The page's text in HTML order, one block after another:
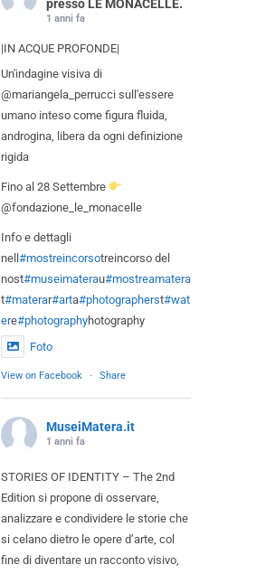
presso LE MONACELLE.
1 anni fa
|IN ACQUE PROFONDE|
Un'indagine visiva di
@mariangela_perrucci sull'essere
umano inteso come figura fluida,
androgina, libera da ogni definizione
rigida
Fino al 28 Settembre
@fondazione_le_monacelle
Info e dettagli
nell#mostreincorsotreincorso del
nost#museimaterau#mostreamatera
t#materar#arta#photographerst#wat
ere#photographyhotography
Foto
View on Facebook · Share
MuseiMatera.it
1 anni fa
STORIES OF IDENTITY – The 2nd
Edition si propone di osservare,
analizzare e condividere le storie che
si celano dietro le opere d’arte, col
fine di diventare un racconto visivo,